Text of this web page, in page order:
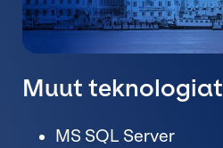
Muut teknologiat
MS SQL Server